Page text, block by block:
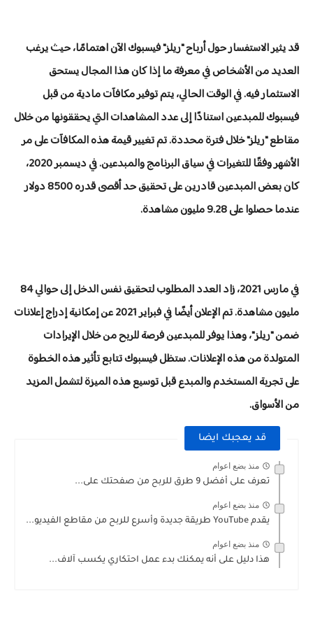
قد يثير الاستفسار حول أرباح "ريلز" فيسبوك الآن اهتمامًا، حيث يرغب
العديد من الأشخاص في معرفة ما إذا كان هذا المجال يستحق
الاستثمار فيه. في الوقت الحالي، يتم توفير مكافآت مادية من قبل
فيسبوك للمبدعين استنادًا إلى عدد المشاهدات التي يحققونها من خلال
مقاطع "ريلز" خلال فترة محددة. تم تغيير قيمة هذه المكافآت على مر
الأشهر وفقًا للتغيرات في سياق البرنامج والمبدعين. في ديسمبر 2020،
كان بعض المبدعين قادرين على تحقيق حد أقصى قدره 8500 دولار
عندما حصلوا على 9.28 مليون مشاهدة.
في مارس 2021، زاد العدد المطلوب لتحقيق نفس الدخل إلى حوالي 84
مليون مشاهدة. تم الإعلان أيضًا في فبراير 2021 عن إمكانية إدراج إعلانات
ضمن "ريلز"، وهذا يوفر للمبدعين فرصة للربح من خلال الإيرادات
المتولدة من هذه الإعلانات. ستظل فيسبوك تتابع تأثير هذه الخطوة
على تجربة المستخدم والمبدع قبل توسيع هذه الميزة لتشمل المزيد
من الأسواق.
قد يعجبك ايضا
منذ بضع اعوام
تعرف على أفضل 9 طرق للربح من صفحتك على...
منذ بضع اعوام
يقدم YouTube طريقة جديدة وأسرع للربح من مقاطع الفيديو...
منذ بضع اعوام
هذا دليل على أنه يمكنك بدء عمل احتكاري يكسب آلاف...